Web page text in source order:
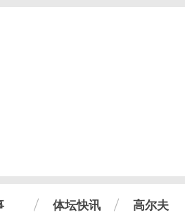
体坛快讯 高尔夫